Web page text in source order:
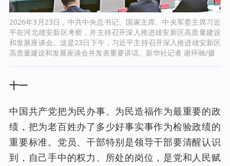
2026年3月23日，中共中央总书记、国家主席、中央军委主席习近
平在河北雄安新区考察，并主持召开深入推进雄安新区高质量建设
和发展座谈会。这是23日下午，习近平主持召开深入推进雄安新区
高质量建设和发展座谈会并发表重要讲话。新华社记者 谢环驰/摄
十一
中国共产党把为民办事、为民造福作为最重要的政
绩，把为老百姓办了多少好事实事作为检验政绩的
重要标准。党员、干部特别是领导干部要清醒认识
到，自己手中的权力、所处的岗位，是党和人民赋